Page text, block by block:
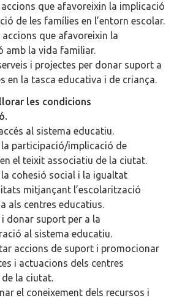
que afavoreixin la implicació
de les famílies en l’entorn escolar.
accions que afavoreixin la
amb la vida familiar.
i projectes per donar suport a
en la tasca educativa i de criança.
les condicions
al sistema educatiu.
la participació/implicació de
el teixit associatiu de la ciutat.
cohesió social i la igualtat
mitjançant l’escolarització
als centres educatius.
donar suport per a la
al sistema educatiu.
accions de suport i promocionar
i actuacions dels centres
la ciutat.
el coneixement dels recursos i